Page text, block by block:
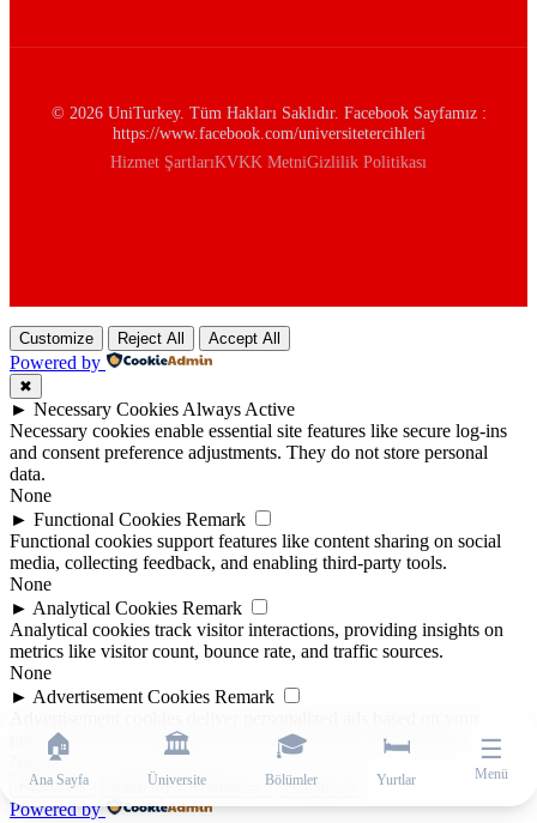
© 2026 UniTurkey. Tüm Hakları Saklıdır. Facebook Sayfamız :
https://www.facebook.com/universitetercihleri
Hizmet ŞartlarıKVKK MetniGizlilik Politikası
🏠
Ana Sayfa
🏛️
Üniversite
🎓
Bölümler
🛏️
Yurtlar
☰
Menü
Customize Reject All Accept All
Powered by
✖
► Necessary Cookies Always Active
Necessary cookies enable essential site features like secure log-ins
and consent preference adjustments. They do not store personal
data.
None
► Functional Cookies Remark
Functional cookies support features like content sharing on social
media, collecting feedback, and enabling third-party tools.
None
► Analytical Cookies Remark
Analytical cookies track visitor interactions, providing insights on
metrics like visitor count, bounce rate, and traffic sources.
None
► Advertisement Cookies Remark
Advertisement cookies deliver personalized ads based on your
previous visits and analyze the effectiveness of ad campaigns.
None
Reject All Save My Preferences Accept All
Powered by